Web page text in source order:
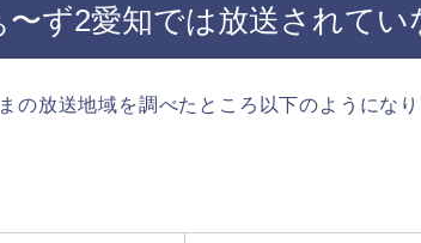
ず2愛知では放送されてい
の放送地域を調べたところ以下のようになり